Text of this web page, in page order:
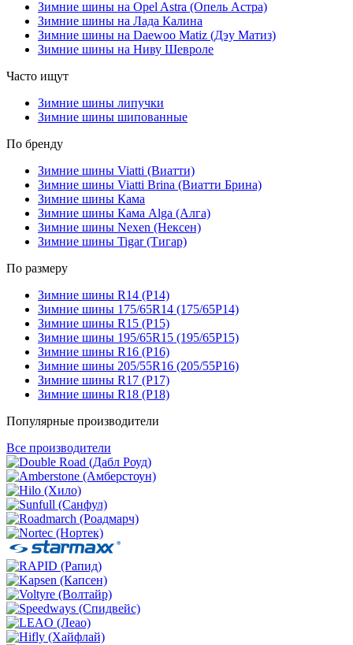
Зимние шины на Opel Astra (Опель Астра)
Зимние шины на Лада Калина
Зимние шины на Daewoo Matiz (Дэу Матиз)
Зимние шины на Ниву Шевроле
Часто ищут
Зимние шины липучки
Зимние шины шипованные
По бренду
Зимние шины Viatti (Виатти)
Зимние шины Viatti Brina (Виатти Брина)
Зимние шины Кама
Зимние шины Кама Alga (Алга)
Зимние шины Nexen (Нексен)
Зимние шины Tigar (Тигар)
По размеру
Зимние шины R14 (Р14)
Зимние шины 175/65R14 (175/65Р14)
Зимние шины R15 (Р15)
Зимние шины 195/65R15 (195/65Р15)
Зимние шины R16 (Р16)
Зимние шины 205/55R16 (205/55Р16)
Зимние шины R17 (Р17)
Зимние шины R18 (Р18)
Популярные производители
Все производители